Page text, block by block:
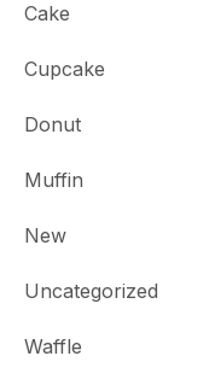
Cake
Cupcake
Donut
Muffin
New
Uncategorized
Waffle